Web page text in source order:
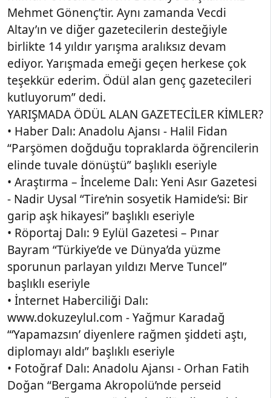
Mehmet Gönenç’tir. Aynı zamanda Vecdi
Altay’ın ve diğer gazetecilerin desteğiyle
birlikte 14 yıldır yarışma aralıksız devam
ediyor. Yarışmada emeği geçen herkese çok
teşekkür ederim. Ödül alan genç gazetecileri
kutluyorum” dedi.
YARIŞMADA ÖDÜL ALAN GAZETECİLER KİMLER?
• Haber Dalı: Anadolu Ajansı - Halil Fidan
“Parşömen doğduğu topraklarda öğrencilerin
elinde tuvale dönüştü” başlıklı eseriyle
• Araştırma – İnceleme Dalı: Yeni Asır Gazetesi
- Nadir Uysal “Tire’nin sosyetik Hamide’si: Bir
garip aşk hikayesi” başlıklı eseriyle
• Röportaj Dalı: 9 Eylül Gazetesi – Pınar
Bayram “Türkiye’de ve Dünya’da yüzme
sporunun parlayan yıldızı Merve Tuncel”
başlıklı eseriyle
• İnternet Haberciliği Dalı:
www.dokuzeylul.com - Yağmur Karadağ
“‘Yapamazsın’ diyenlere rağmen şiddeti aştı,
diplomayı aldı” başlıklı eseriyle
• Fotoğraf Dalı: Anadolu Ajansı - Orhan Fatih
Doğan “Bergama Akropolü’nde perseid